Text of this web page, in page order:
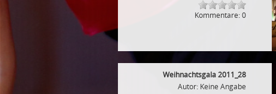
Kommentare: 0
Weihnachtsgala 2011_28
Autor: Keine Angabe